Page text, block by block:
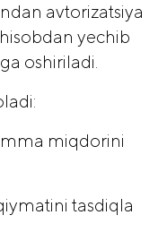
avtorizatsiya
yechib
oshiriladi.
miqdorini
tasdiqla